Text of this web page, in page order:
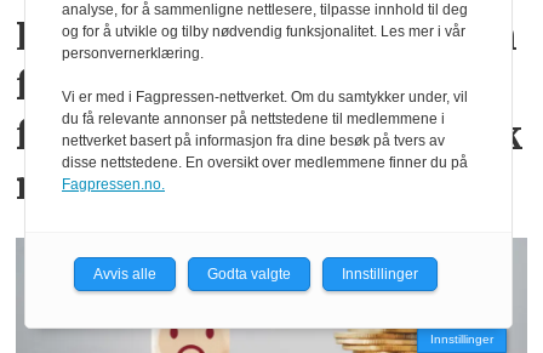
Lagspill både med og uten
fotballsko - møt Therese
fra avdeling for medisinsk
mikrobiologi
Innstillinger
analyse, for å sammenligne nettlesere, tilpasse innhold til deg
og for å utvikle og tilby nødvendig funksjonalitet. Les mer i vår
personvernerklæring.
Vi er med i Fagpressen-nettverket. Om du samtykker under, vil
du få relevante annonser på nettstedene til medlemmene i
nettverket basert på informasjon fra dine besøk på tvers av
disse nettstedene. En oversikt over medlemmene finner du på
Fagpressen.no.
Avvis alle Godta valgte Innstillinger